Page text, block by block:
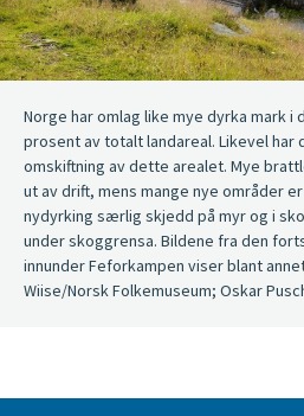
Norge har omlag like mye dyrka mark i
prosent av totalt landareal. Likevel
omskiftning av dette arealet. Mye
ut av drift, mens mange nye områder
nydyrking særlig skjedd på myr og i
under skoggrensa. Bildene fra den
innunder Feforkampen viser blant
Wiise/Norsk Folkemuseum; Oskar